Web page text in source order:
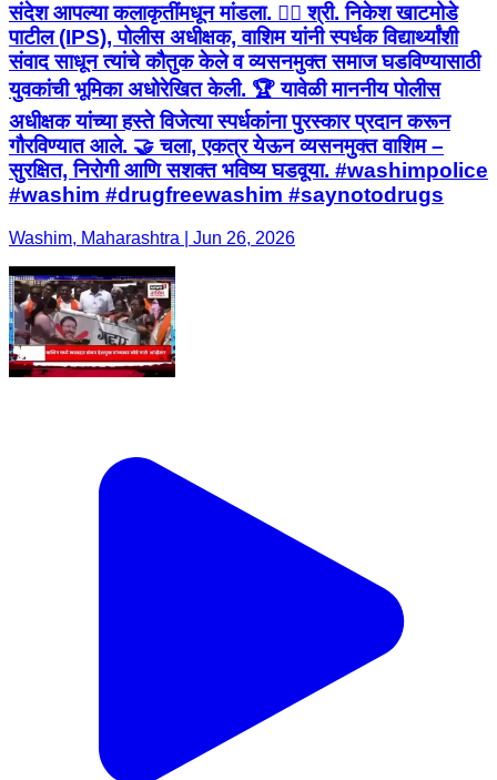
संदेश आपल्या कलाकृतींमधून मांडला. 👮‍♂️ श्री. निकेश खाटमोडे
पाटील (IPS), पोलीस अधीक्षक, वाशिम यांनी स्पर्धक विद्यार्थ्यांशी
संवाद साधून त्यांचे कौतुक केले व व्यसनमुक्त समाज घडविण्यासाठी
युवकांची भूमिका अधोरेखित केली. 🏆 यावेळी माननीय पोलीस
अधीक्षक यांच्या हस्ते विजेत्या स्पर्धकांना पुरस्कार प्रदान करून
गौरविण्यात आले. 🤝 चला, एकत्र येऊन व्यसनमुक्त वाशिम –
सुरक्षित, निरोगी आणि सशक्त भविष्य घडवूया. #washimpolice
#washim #drugfreewashim #saynotodrugs
Washim, Maharashtra | Jun 26, 2026